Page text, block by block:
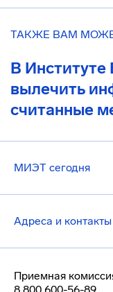
ТАКЖЕ ВАМ
В
вылечить
считанные
МИЭТ сегодня
Адреса и контакты
Приемная